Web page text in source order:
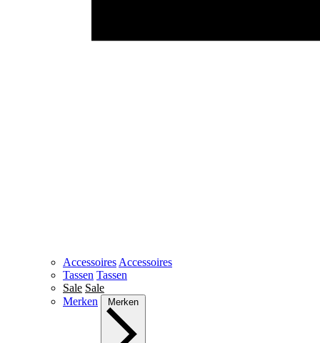
Accessoires Accessoires
Tassen Tassen
Sale Sale
Merken
Merken